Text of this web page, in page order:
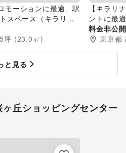
モーションに最適、駅
スペース（キラリナ
坪 (23.0 ㎡)
【キラリ
ントに最
ペース
料金非公開
東京都
と見る
ヶ丘ショッピングセンター